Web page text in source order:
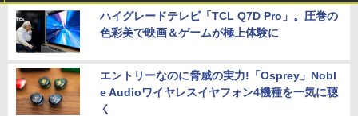
ハイグレードテレビ「TCL Q7D Pro」。圧巻の
色彩美で映画＆ゲームが極上体験に
エントリーなのに脅威の実力!「Osprey」Nobl
e Audioワイヤレスイヤフォン4機種を一気に聴
く